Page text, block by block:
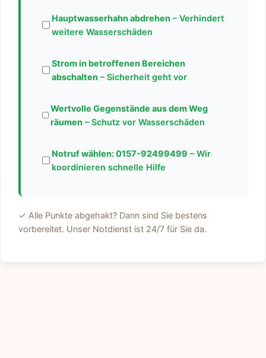
Hauptwasserhahn abdrehen – Verhindert
weitere Wasserschäden
Strom in betroffenen Bereichen
abschalten – Sicherheit geht vor
Wertvolle Gegenstände aus dem Weg
räumen – Schutz vor Wasserschäden
Notruf wählen:0157-92499499 – Wir
koordinieren schnelle Hilfe
✓ Alle Punkte abgehakt? Dann sind Sie bestens
vorbereitet. Unser Notdienst ist 24/7 für Sie da.